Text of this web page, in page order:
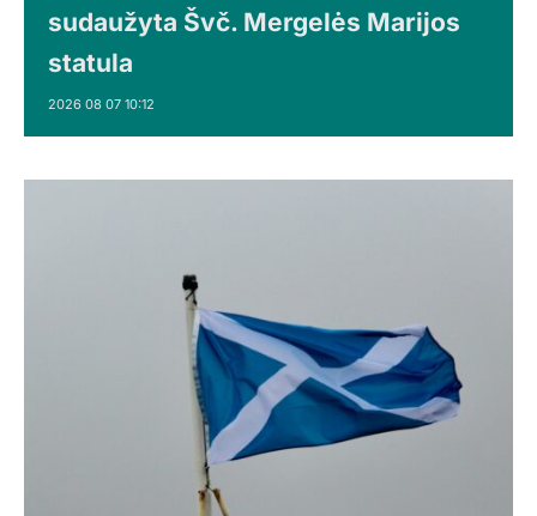
sudaužyta Švč. Mergelės Marijos
statula
2026 08 07 10:12